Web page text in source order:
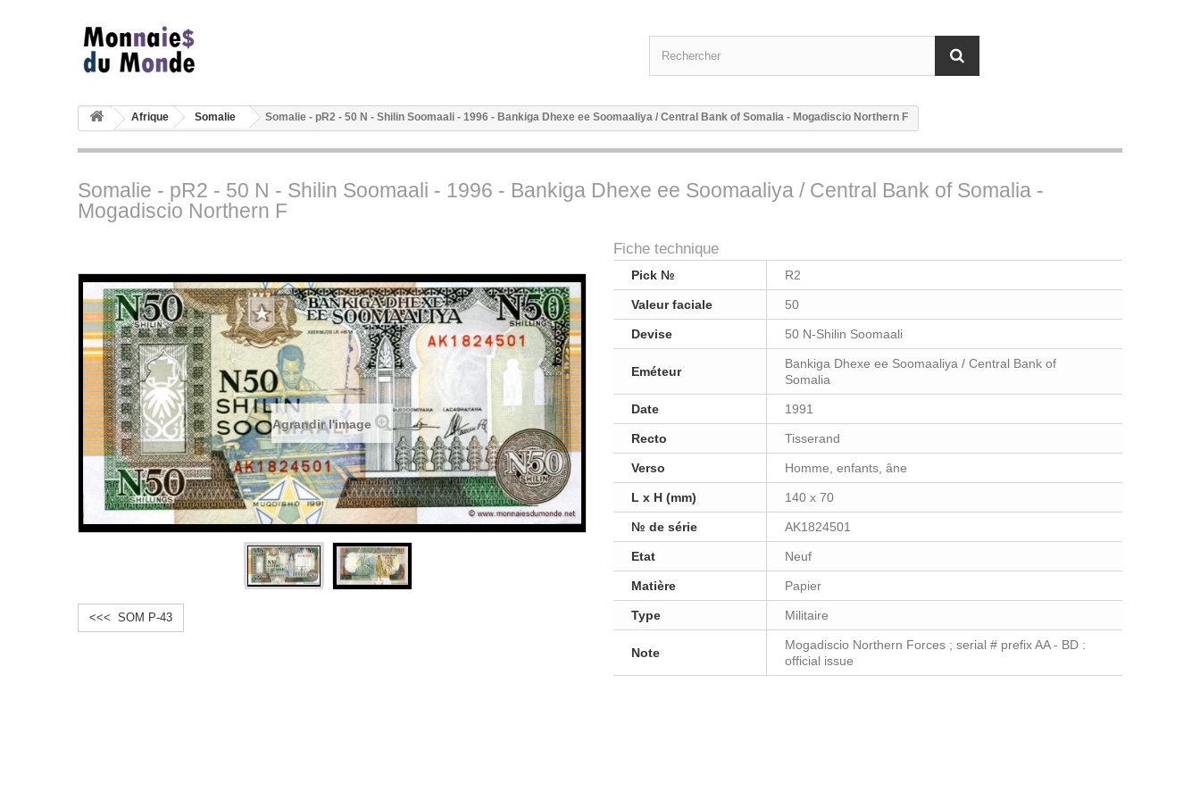
Afrique Somalie Somalie - pR2 - 50 N - Shilin Soomaali - 1996 - Bankiga Dhexe ee Soomaaliya / Central Bank of Somalia - Mogadiscio Northern F
Somalie - pR2 - 50 N - Shilin Soomaali - 1996 - Bankiga Dhexe ee Soomaaliya / Central Bank of Somalia -
Mogadiscio Northern F
Agrandir l'image
<<< SOM P-43
Fiche technique
Pick № R2
Valeur faciale 50
Devise 50 N-Shilin Soomaali
Eméteur
Bankiga Dhexe ee Soomaaliya / Central Bank of
Somalia
Date 1991
Recto Tisserand
Verso Homme, enfants, âne
L x H (mm) 140 x 70
№ de série AK1824501
Etat Neuf
Matière Papier
Type Militaire
Note
Mogadiscio Northern Forces ; serial # prefix AA - BD :
official issue